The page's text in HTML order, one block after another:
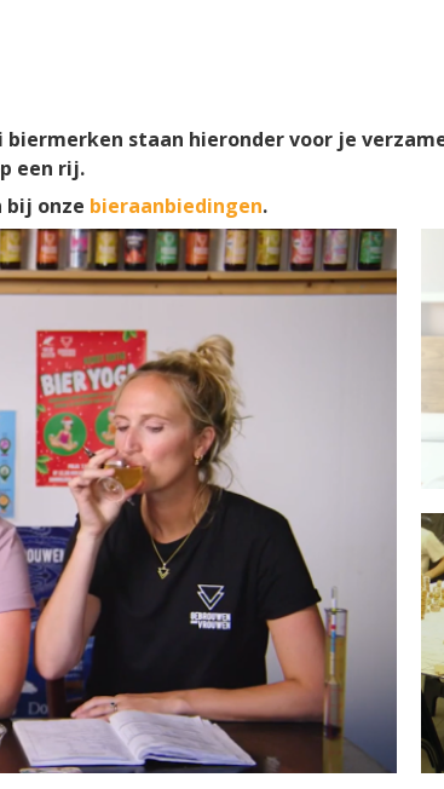
staan hieronder voor je
een rij.
bij onze bieraanbiedingen.